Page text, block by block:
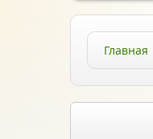
Главная